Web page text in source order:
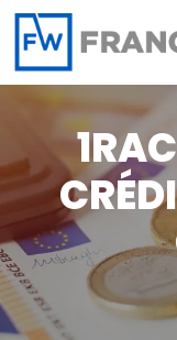
Panneau de gestion